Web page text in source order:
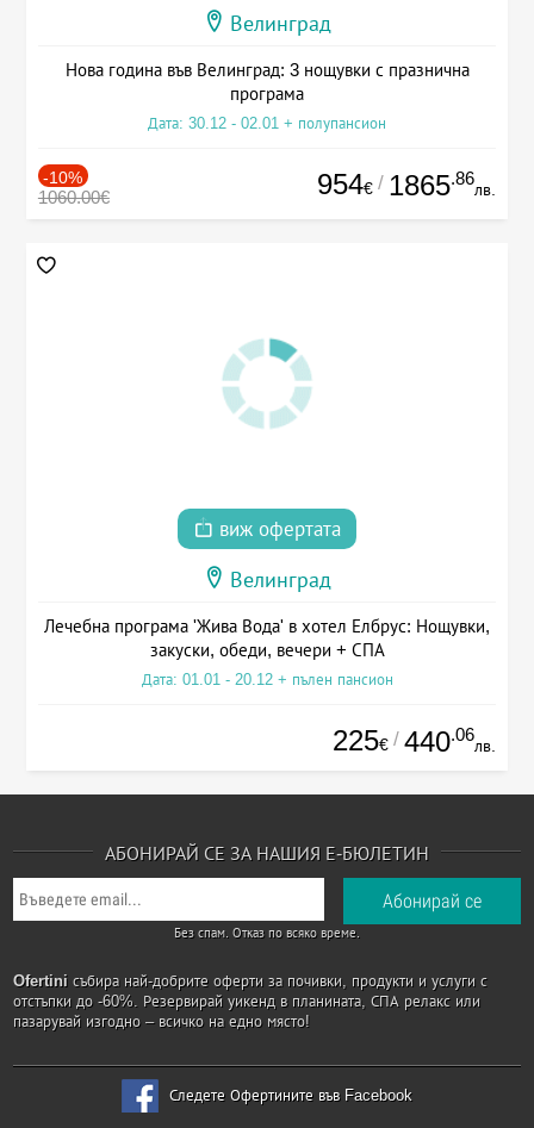
Велинград
Нова година във Велинград: 3 нощувки с празнична
програма
Дата: 30.12 - 02.01 + полупансион
-10%
1060.00€ 954€ / 1865.86
лв.
виж офертата
Велинград
Лечебна програма 'Жива Вода' в хотел Елбрус: Нощувки,
закуски, обеди, вечери + СПА
Дата: 01.01 - 20.12 + пълен пансион
225€ / 440.06
лв.
АБОНИРАЙ СЕ ЗА НАШИЯ Е-БЮЛЕТИН
Без спам. Отказ по всяко време.
Ofertini събира най-добрите оферти за почивки, продукти и услуги с
отстъпки до -60%. Резервирай уикенд в планината, СПА релакс или
пазарувай изгодно – всичко на едно място!
Следете Офертините във Facebook